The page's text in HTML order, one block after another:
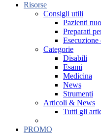
Risorse
Consigli utili
Pazienti
Preparati
Esecuzione
Categorie
Disabili
Esami
Medicina
News
Strumenti
Articoli & News
Tutti gli
PROMO